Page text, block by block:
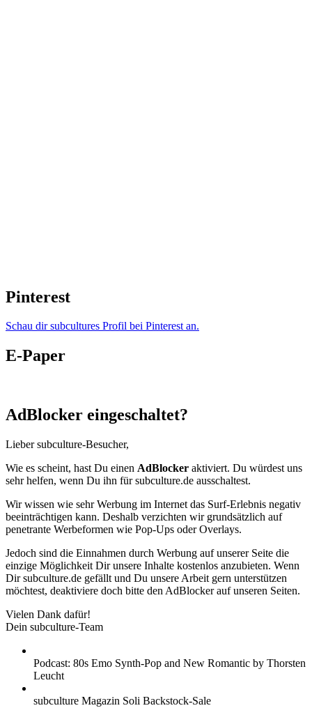
Pinterest
Schau dir subcultures Profil bei Pinterest an.
E-Paper
AdBlocker eingeschaltet?
Lieber subculture-Besucher,
Wie es scheint, hast Du einen AdBlocker aktiviert. Du würdest uns
sehr helfen, wenn Du ihn für subculture.de ausschaltest.
Wir wissen wie sehr Werbung im Internet das Surf-Erlebnis negativ
beeinträchtigen kann. Deshalb verzichten wir grundsätzlich auf
penetrante Werbeformen wie Pop-Ups oder Overlays.
Jedoch sind die Einnahmen durch Werbung auf unserer Seite die
einzige Möglichkeit Dir unsere Inhalte kostenlos anzubieten. Wenn
Dir subculture.de gefällt und Du unsere Arbeit gern unterstützen
möchtest, deaktiviere doch bitte den AdBlocker auf unseren Seiten.
Vielen Dank dafür!
Dein subculture-Team
Podcast: 80s Emo Synth-Pop and New Romantic by Thorsten
Leucht
subculture Magazin Soli Backstock-Sale